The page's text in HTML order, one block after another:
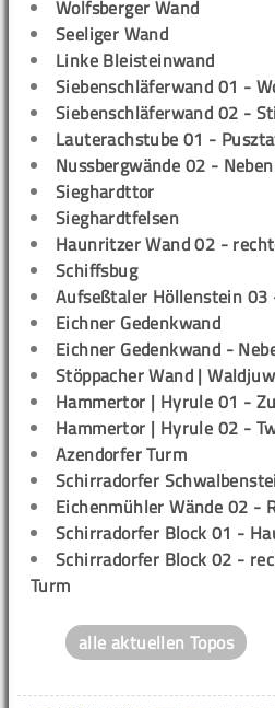
Wolfsberger Wand
Seeliger Wand
Linke Bleisteinwand
Siebenschläferwand 01 -
Siebenschläferwand 02 -
Lauterachstube 01 -
Nussbergwände 02 -
Sieghardttor
Sieghardtfelsen
Haunritzer Wand 02 -
Schiffsbug
Aufseßtaler Höllenstein
Eichner Gedenkwand
Eichner Gedenkwand -
Stöppacher Wand |
Hammertor | Hyrule 01 -
Hammertor | Hyrule 02 -
Azendorfer Turm
Schirradorfer
Eichenmühler Wände 02 -
Schirradorfer Block 01 -
Schirradorfer Block 02 -
Turm
alle aktuellen Topos